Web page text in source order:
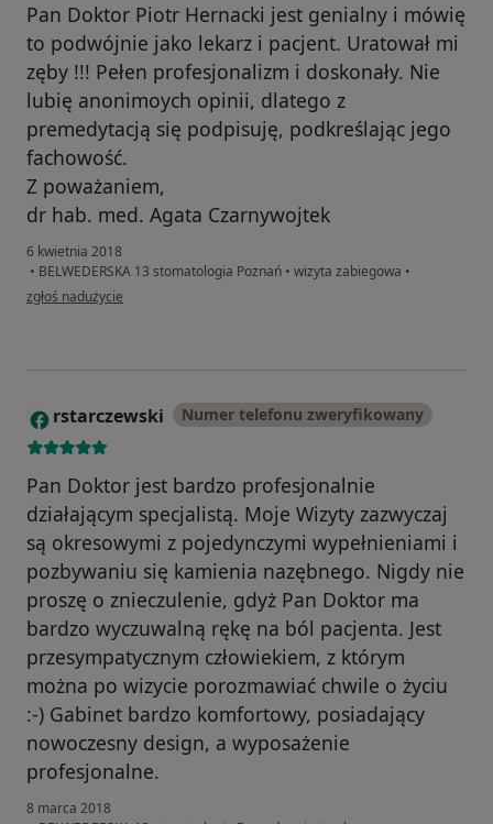
Pan Doktor Piotr Hernacki jest genialny i mówię
to podwójnie jako lekarz i pacjent. Uratował mi
zęby !!! Pełen profesjonalizm i doskonały. Nie
lubię anonimoych opinii, dlatego z
premedytacją się podpisuję, podkreślając jego
fachowość.
Z poważaniem,
dr hab. med. Agata Czarnywojtek
6 kwietnia 2018
• BELWEDERSKA 13 stomatologia Poznań • wizyta zabiegowa •
w opinii użytkownika agata.rat
zgłoś nadużycie
R rstarczewski Numer telefonu zweryfikowany
Pan Doktor jest bardzo profesjonalnie
działającym specjalistą. Moje Wizyty zazwyczaj
są okresowymi z pojedynczymi wypełnieniami i
pozbywaniu się kamienia nazębnego. Nigdy nie
proszę o znieczulenie, gdyż Pan Doktor ma
bardzo wyczuwalną rękę na ból pacjenta. Jest
przesympatycznym człowiekiem, z którym
można po wizycie porozmawiać chwile o życiu
:-) Gabinet bardzo komfortowy, posiadający
nowoczesny design, a wyposażenie
profesjonalne.
8 marca 2018